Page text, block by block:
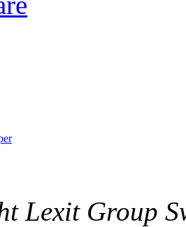
Lexit Group